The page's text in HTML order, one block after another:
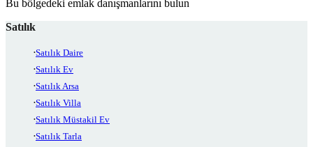
Bu bölgedeki emlak danışmanlarını bulun
Satılık
Satılık Daire
Satılık Ev
Satılık Arsa
Satılık Villa
Satılık Müstakil Ev
Satılık Tarla